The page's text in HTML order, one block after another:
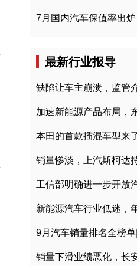
7月国内汽车保值率出炉
最新行业报导
缺陷让车主崩溃，监管
销量惨淡，上汽斯柯达
新能源汽车行业低迷，
9月汽车销量排名全榜